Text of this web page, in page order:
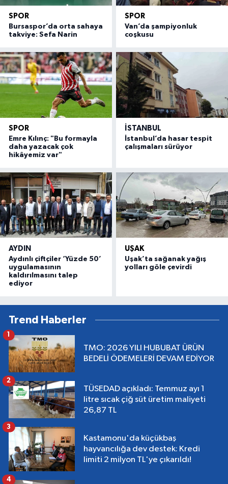
SPOR
Bursaspor’da orta sahaya
takviye: Sefa Narin
SPOR
Van’da şampiyonluk
coşkusu
SPOR
Emre Kılınç: "Bu formayla
daha yazacak çok
hikâyemiz var"
İSTANBUL
İstanbul’da hasar tespit
çalışmaları sürüyor
AYDIN
Aydınlı çiftçiler ‘Yüzde 50’
uygulamasının
kaldırılmasını talep
ediyor
UŞAK
Uşak’ta sağanak yağış
yolları göle çevirdi
Trend Haberler
TMO: 2026 YILI HUBUBAT ÜRÜN
BEDELİ ÖDEMELERİ DEVAM EDİYOR
1
TÜSEDAD açıkladı: Temmuz ayı 1
litre sıcak çiğ süt üretim maliyeti
26,87 TL
2
Kastamonu'da küçükbaş
hayvancılığa dev destek: Kredi
limiti 2 milyon TL'ye çıkarıldı!
3
4